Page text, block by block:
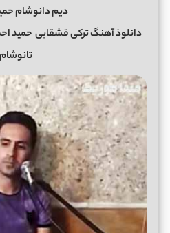
دیم دانوشام
دانلوذ آهنگ ترکی قشقایی حمید
تانوشام